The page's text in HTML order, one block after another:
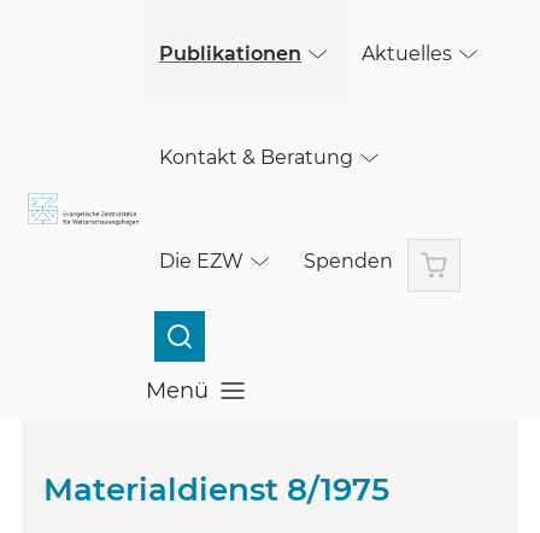
Publikationen Aktuelles
Kontakt & Beratung
Die EZW Spenden Warenkorb
Menü
Menü öffnen
Materialdienst 8/1975